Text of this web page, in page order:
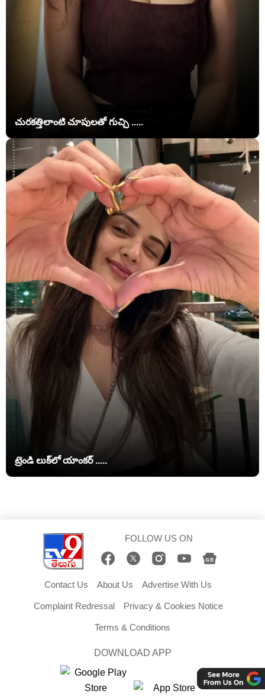
చురకత్తిలాంటి చూపులతో గుచ్చి .....
ట్రెండి లుక్‌లో యాంకర్ .....
FOLLOW US ON
Contact Us About Us Advertise With Us
Complaint Redressal Privacy & Cookies Notice
Terms & Conditions
DOWNLOAD APP